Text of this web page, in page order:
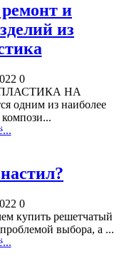
и
из
0
НА
одним из наиболее
0
купить решетчатый
выбора, а ...